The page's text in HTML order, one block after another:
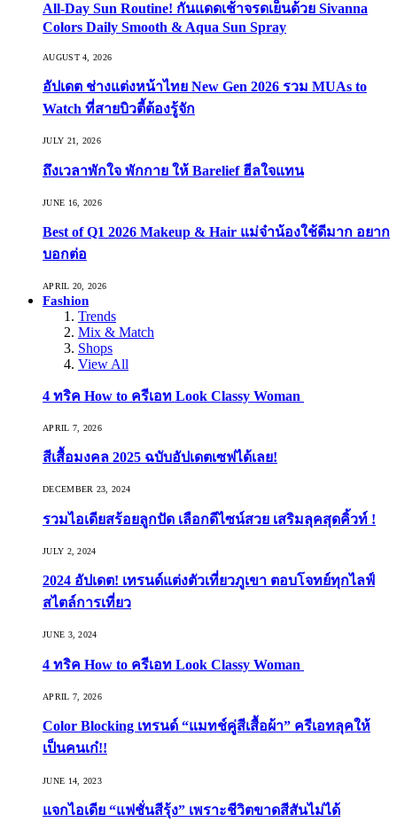
All-Day Sun Routine! กันแดดเช้าจรดเย็นด้วย Sivanna
Colors Daily Smooth & Aqua Sun Spray
AUGUST 4, 2026
อัปเดต ช่างแต่งหน้าไทย New Gen 2026 รวม MUAs to
Watch ที่สายบิวตี้ต้องรู้จัก
JULY 21, 2026
ถึงเวลาพักใจ พักกาย ให้ Barelief ฮีลใจแทน
JUNE 16, 2026
Best of Q1 2026 Makeup & Hair แม่จ๋าน้องใช้ดีมาก อยาก
บอกต่อ
APRIL 20, 2026
Fashion
Trends
Mix & Match
Shops
View All
4 ทริค How to ครีเอท Look Classy Woman
APRIL 7, 2026
สีเสื้อมงคล 2025 ฉบับอัปเดตเซฟได้เลย!
DECEMBER 23, 2024
รวมไอเดียสร้อยลูกปัด เลือกดีไซน์สวย เสริมลุคสุดคิ้วท์ !
JULY 2, 2024
2024 อัปเดต! เทรนด์แต่งตัวเที่ยวภูเขา ตอบโจทย์ทุกไลฟ์
สไตล์การเที่ยว
JUNE 3, 2024
4 ทริค How to ครีเอท Look Classy Woman
APRIL 7, 2026
Color Blocking เทรนด์ “แมทช์คู่สีเสื้อผ้า” ครีเอทลุคให้
เป็นคนเก๋!!
JUNE 14, 2023
แจกไอเดีย “แฟชั่นสีรุ้ง” เพราะชีวิตขาดสีสันไม่ได้